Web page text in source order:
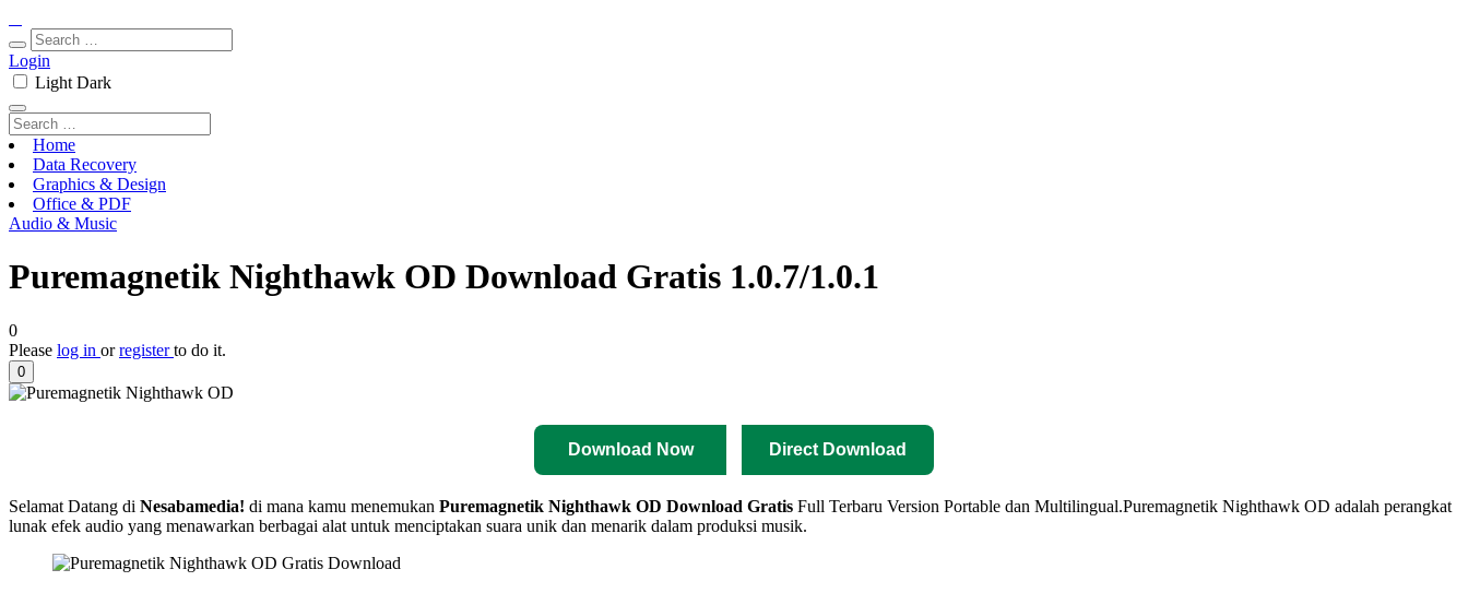
Login
Light Dark
Home
Data Recovery
Graphics & Design
Office & PDF
Audio & Music
Puremagnetik Nighthawk OD Download Gratis 1.0.7/1.0.1
0
Please log in orregisterto do it.
0
Download Now Direct Download
Selamat Datang di Nesabamedia! di mana kamu menemukan Puremagnetik Nighthawk OD Download Gratis Full Terbaru Version Portable dan Multilingual.Puremagnetik Nighthawk OD adalah perangkat
lunak efek audio yang menawarkan berbagai alat untuk menciptakan suara unik dan menarik dalam produksi musik.